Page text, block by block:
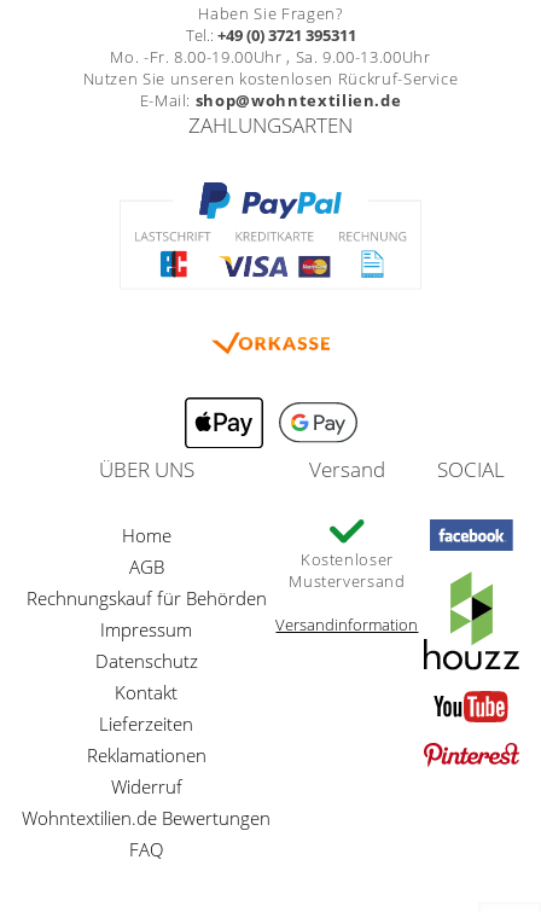
Haben Sie Fragen?
Tel.: +49 (0) 3721 395311
Mo. -Fr. 8.00-19.00Uhr , Sa. 9.00-13.00Uhr
Nutzen Sie unseren kostenlosen Rückruf-Service
E-Mail: shop@wohntextilien.de
ZAHLUNGSARTEN
ÜBER UNS
Home
AGB
Rechnungskauf für Behörden
Impressum
Datenschutz
Kontakt
Lieferzeiten
Reklamationen
Widerruf
Wohntextilien.de Bewertungen
FAQ
Versand
Kostenloser
Musterversand
Versandinformation
SOCIAL